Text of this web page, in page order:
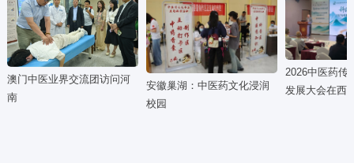
澳门中医业界交流团访问河
南
安徽巢湖：中医药文化浸润
校园
2026中医药传
发展大会在西